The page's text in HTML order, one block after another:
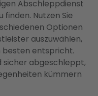
Abschleppdienst
Nutzen Sie
Optionen
auszuwählen,
besten entspricht.
sicher abgeschleppt,
kümmern